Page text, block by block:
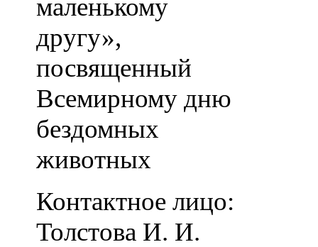
маленькому
другу»,
посвященный
Всемирному дню
бездомных
животных
Контактное лицо:
Толстова И. И.